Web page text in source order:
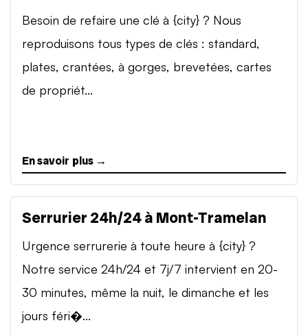
Besoin de refaire une clé à {city} ? Nous
reproduisons tous types de clés : standard,
plates, crantées, à gorges, brevetées, cartes
de propriét...
En savoir plus →
Serrurier 24h/24 à Mont-Tramelan
Urgence serrurerie à toute heure à {city} ?
Notre service 24h/24 et 7j/7 intervient en 20-
30 minutes, même la nuit, le dimanche et les
jours féri�...